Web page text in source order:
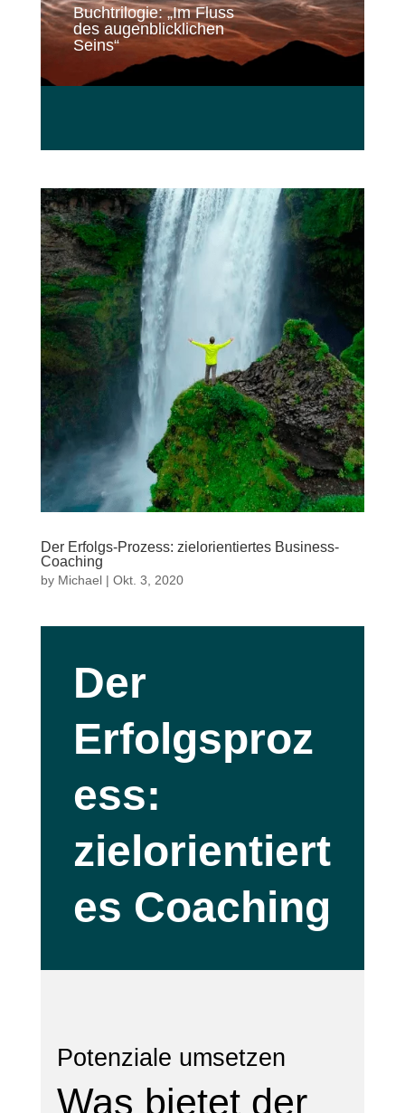
Buchtrilogie: „Im Fluss
des augenblicklichen
Seins“
Der Erfolgs-Prozess: zielorientiertes Business-
Coaching
by Michael| Okt. 3, 2020
Der
Erfolgsproz
ess:
zielorientiert
es Coaching
Potenziale umsetzen
Was bietet der